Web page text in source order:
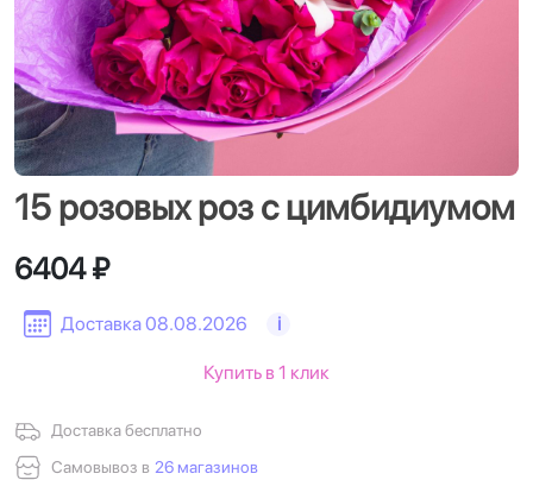
15 розовых роз с цимбидиумом
Доставка 08.08.2026 i
6404 ₽
Доставка бесплатно
Самовывоз в 26 магазинов
Купить в 1 клик